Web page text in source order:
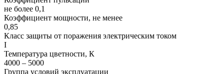
не более 0,1
Коэффициент мощности, не менее
0,85
Класс защиты от поражения электрическим током
I
Температура цветности, К
4000 – 5000
Группа условий эксплуатации